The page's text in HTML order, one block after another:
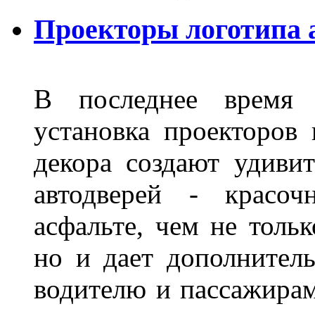
Проекторы логотипа
В последнее время
установка
декора создают
автодверей -
асфальте, чем не
но и дает
водителю и